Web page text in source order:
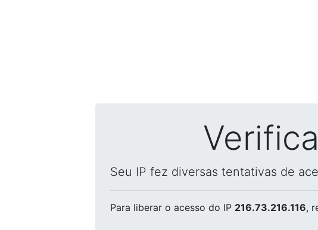
Seu IP fez diversas tentativas de
Para liberar o acesso do IP 216.73.216.116,